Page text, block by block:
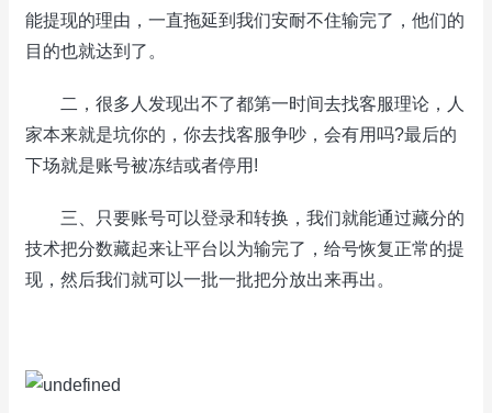
能提现的理由，一直拖延到我们安耐不住输完了，他们的
目的也就达到了。
二，很多人发现出不了都第一时间去找客服理论，人
家本来就是坑你的，你去找客服争吵，会有用吗?最后的
下场就是账号被冻结或者停用!
三、只要账号可以登录和转换，我们就能通过藏分的
技术把分数藏起来让平台以为输完了，给号恢复正常的提
现，然后我们就可以一批一批把分放出来再出。